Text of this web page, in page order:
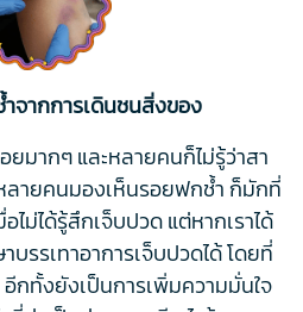
จากการเดินชนสิ่งของ
มากๆ และหลายคนก็ไม่รู้ว่าสา
ลายคนมองเห็นรอยฟกช้ำ ก็มักที่
ไม่ได้รู้สึกเจ็บปวด แต่หากเราได้
บรรเทาอาการเจ็บปวดได้ โดยที่
อีกทั้งยังเป็นการเพิ่มความมั่นใจ